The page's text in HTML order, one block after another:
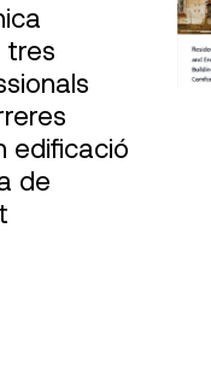
tres
edificació
de